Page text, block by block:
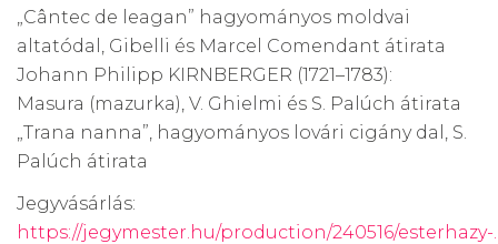
„Cântec de leagan” hagyományos moldvai
altatódal, Gibelli és Marcel Comendant átirata
Johann Philipp KIRNBERGER (1721–1783):
Masura (mazurka), V. Ghielmi és S. Palúch átirata
„Trana nanna”, hagyományos lovári cigány dal, S.
Palúch átirata
Jegyvásárlás:
https://jegymester.hu/production/240516/esterhazy-